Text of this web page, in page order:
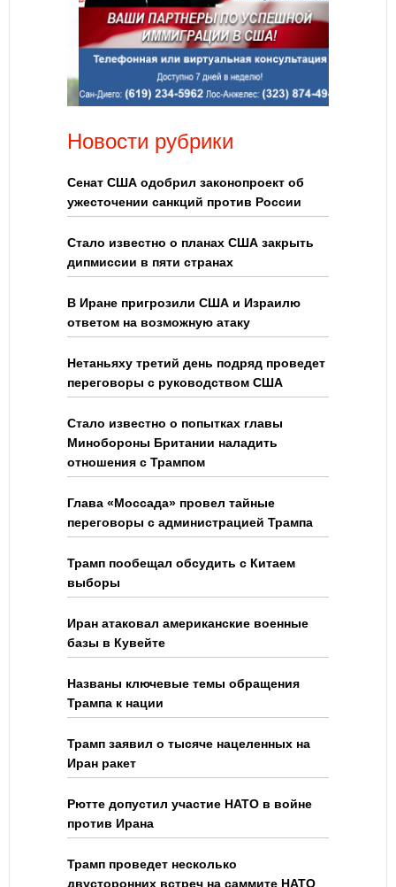
Новости рубрики
Сенат США одобрил законопроект об
ужесточении санкций против России
Стало известно о планах США закрыть
дипмиссии в пяти странах
В Иране пригрозили США и Израилю
ответом на возможную атаку
Нетаньяху третий день подряд проведет
переговоры с руководством США
Стало известно о попытках главы
Минобороны Британии наладить
отношения с Трампом
Глава «Моссада» провел тайные
переговоры с администрацией Трампа
Трамп пообещал обсудить с Китаем
выборы
Иран атаковал американские военные
базы в Кувейте
Названы ключевые темы обращения
Трампа к нации
Трамп заявил о тысяче нацеленных на
Иран ракет
Рютте допустил участие НАТО в войне
против Ирана
Трамп проведет несколько
двусторонних встреч на саммите НАТО